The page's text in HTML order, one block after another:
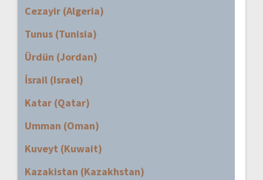
Cezayir (Algeria)
Tunus (Tunisia)
Ürdün (Jordan)
İsrail (Israel)
Katar (Qatar)
Umman (Oman)
Kuveyt (Kuwait)
Kazakistan (Kazakhstan)